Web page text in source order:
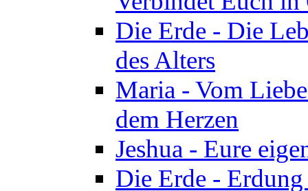
Die Erde - Die
des Alters
Maria - Vom
dem Herzen
Jeshua - Eure
Die Erde -